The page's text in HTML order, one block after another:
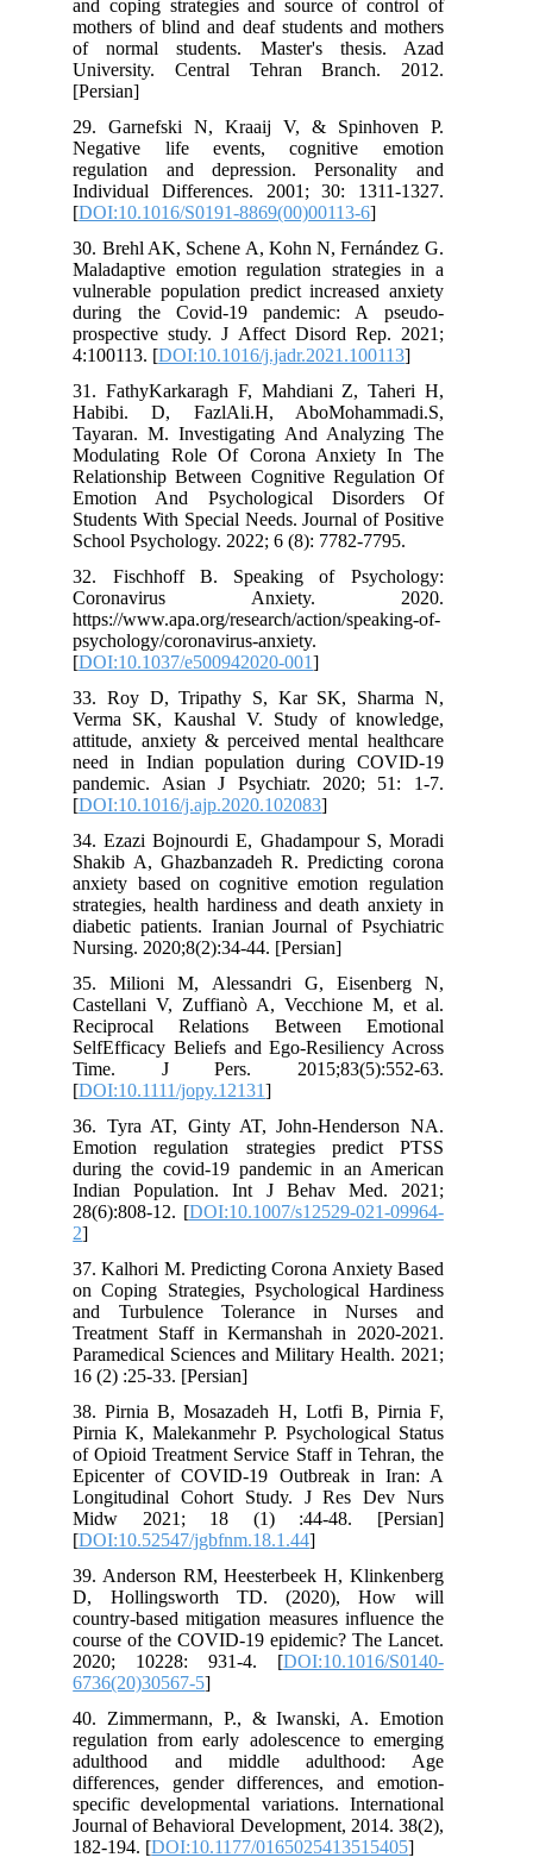
and coping strategies and source of control of
mothers of blind and deaf students and mothers
of normal students. Master's thesis. Azad
University. Central Tehran Branch. 2012.
[Persian]
29. Garnefski N, Kraaij V, & Spinhoven P.
Negative life events, cognitive emotion
regulation and depression. Personality and
Individual Differences. 2001; 30: 1311-1327.
[DOI:10.1016/S0191-8869(00)00113-6
30. Brehl AK, Schene A, Kohn N, Fernández G.
Maladaptive emotion regulation strategies in a
vulnerable population predict increased anxiety
during the Covid-19 pandemic: A pseudo-
prospective study. J Affect Disord Rep. 2021;
4:100113. [DOI:10.1016/j.jadr.2021.100113
31. FathyKarkaragh F, Mahdiani Z, Taheri H,
Habibi. D, FazlAli.H, AboMohammadi.S,
Tayaran. M. Investigating And Analyzing The
Modulating Role Of Corona Anxiety In The
Relationship Between Cognitive Regulation Of
Emotion And Psychological Disorders Of
Students With Special Needs. Journal of Positive
School Psychology. 2022; 6 (8): 7782-7795.
32. Fischhoff B. Speaking of Psychology:
Coronavirus Anxiety. 2020.
https://www.apa.org/research/action/speaking-of-
psychology/coronavirus-anxiety.
[DOI:10.1037/e500942020-001
33. Roy D, Tripathy S, Kar SK, Sharma N,
Verma SK, Kaushal V. Study of knowledge,
attitude, anxiety & perceived mental healthcare
need in Indian population during COVID-19
pandemic. Asian J Psychiatr. 2020; 51: 1-7.
[DOI:10.1016/j.ajp.2020.102083
34. Ezazi Bojnourdi E, Ghadampour S, Moradi
Shakib A, Ghazbanzadeh R. Predicting corona
anxiety based on cognitive emotion regulation
strategies, health hardiness and death anxiety in
diabetic patients. Iranian Journal of Psychiatric
Nursing. 2020;8(2):34-44. [Persian]
35. Milioni M, Alessandri G, Eisenberg N,
Castellani V, Zuffianò A, Vecchione M, et al.
Reciprocal Relations Between Emotional
SelfEfficacy Beliefs and Ego-Resiliency Across
Time. J Pers. 2015;83(5):552-63.
[DOI:10.1111/jopy.12131
36. Tyra AT, Ginty AT, John-Henderson NA.
Emotion regulation strategies predict PTSS
during the covid-19 pandemic in an American
Indian Population. Int J Behav Med. 2021;
28(6):808-12. [DOI:10.1007/s12529-021-09964-
2
37. Kalhori M. Predicting Corona Anxiety Based
on Coping Strategies, Psychological Hardiness
and Turbulence Tolerance in Nurses and
Treatment Staff in Kermanshah in 2020-2021.
Paramedical Sciences and Military Health. 2021;
16 (2) :25-33. [Persian]
38. Pirnia B, Mosazadeh H, Lotfi B, Pirnia F,
Pirnia K, Malekanmehr P. Psychological Status
of Opioid Treatment Service Staff in Tehran, the
Epicenter of COVID-19 Outbreak in Iran: A
Longitudinal Cohort Study. J Res Dev Nurs
Midw 2021; 18 (1) :44-48. [Persian]
[DOI:10.52547/jgbfnm.18.1.44
39. Anderson RM, Heesterbeek H, Klinkenberg
D, Hollingsworth TD. (2020), How will
country-based mitigation measures influence the
course of the COVID-19 epidemic? The Lancet.
2020; 10228: 931-4. [DOI:10.1016/S0140-
6736(20)30567-5
40. Zimmermann, P., & Iwanski, A. Emotion
regulation from early adolescence to emerging
adulthood and middle adulthood: Age
differences, gender differences, and emotion-
specific developmental variations. International
Journal of Behavioral Development, 2014. 38(2),
182-194. [DOI:10.1177/0165025413515405